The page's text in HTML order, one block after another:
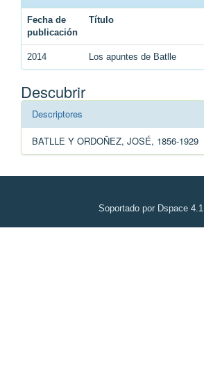
Fecha de
publicación
Título
2014 Los apuntes de Batlle
Descubrir
Descriptores
BATLLE Y ORDOÑEZ, JOSÉ, 1856-1929
Soportado por Dspace 4.1